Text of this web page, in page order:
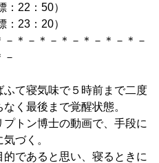
22：50）
：23：20）
＊－＊－＊－＊－＊－＊－
て寝気味で５時前まで二度
く最後まで覚醒状態。
トン博士の動画で、手段に
づく。
であると思い、寝るときに